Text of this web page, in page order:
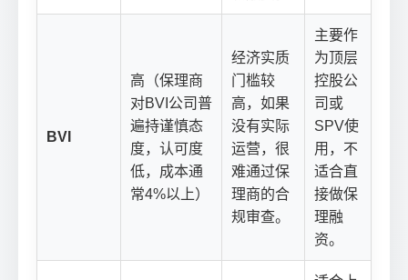
BVI
高（保理商
对BVI公司普
遍持谨慎态
度，认可度
低，成本通
常4%以上）
经济实质
门槛较
高，如果
没有实际
运营，很
难通过保
理商的合
规审查。
主要作
为顶层
控股公
司或
SPV使
用，不
适合直
接做保
理融
资。